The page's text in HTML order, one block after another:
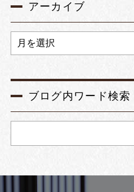
アーカイブ
ブログ内ワード検索